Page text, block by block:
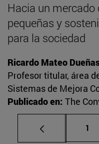
Hacia un
pequeñas y
para la sociedad
Ricardo Mateo
Profesor titular, área
Sistemas de Mejora
Publicado en: The
1